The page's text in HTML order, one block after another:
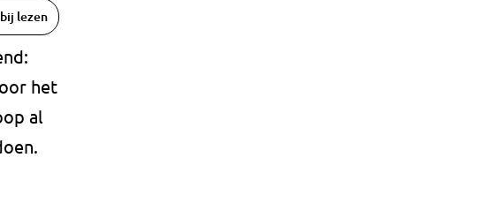
lezen
het
al